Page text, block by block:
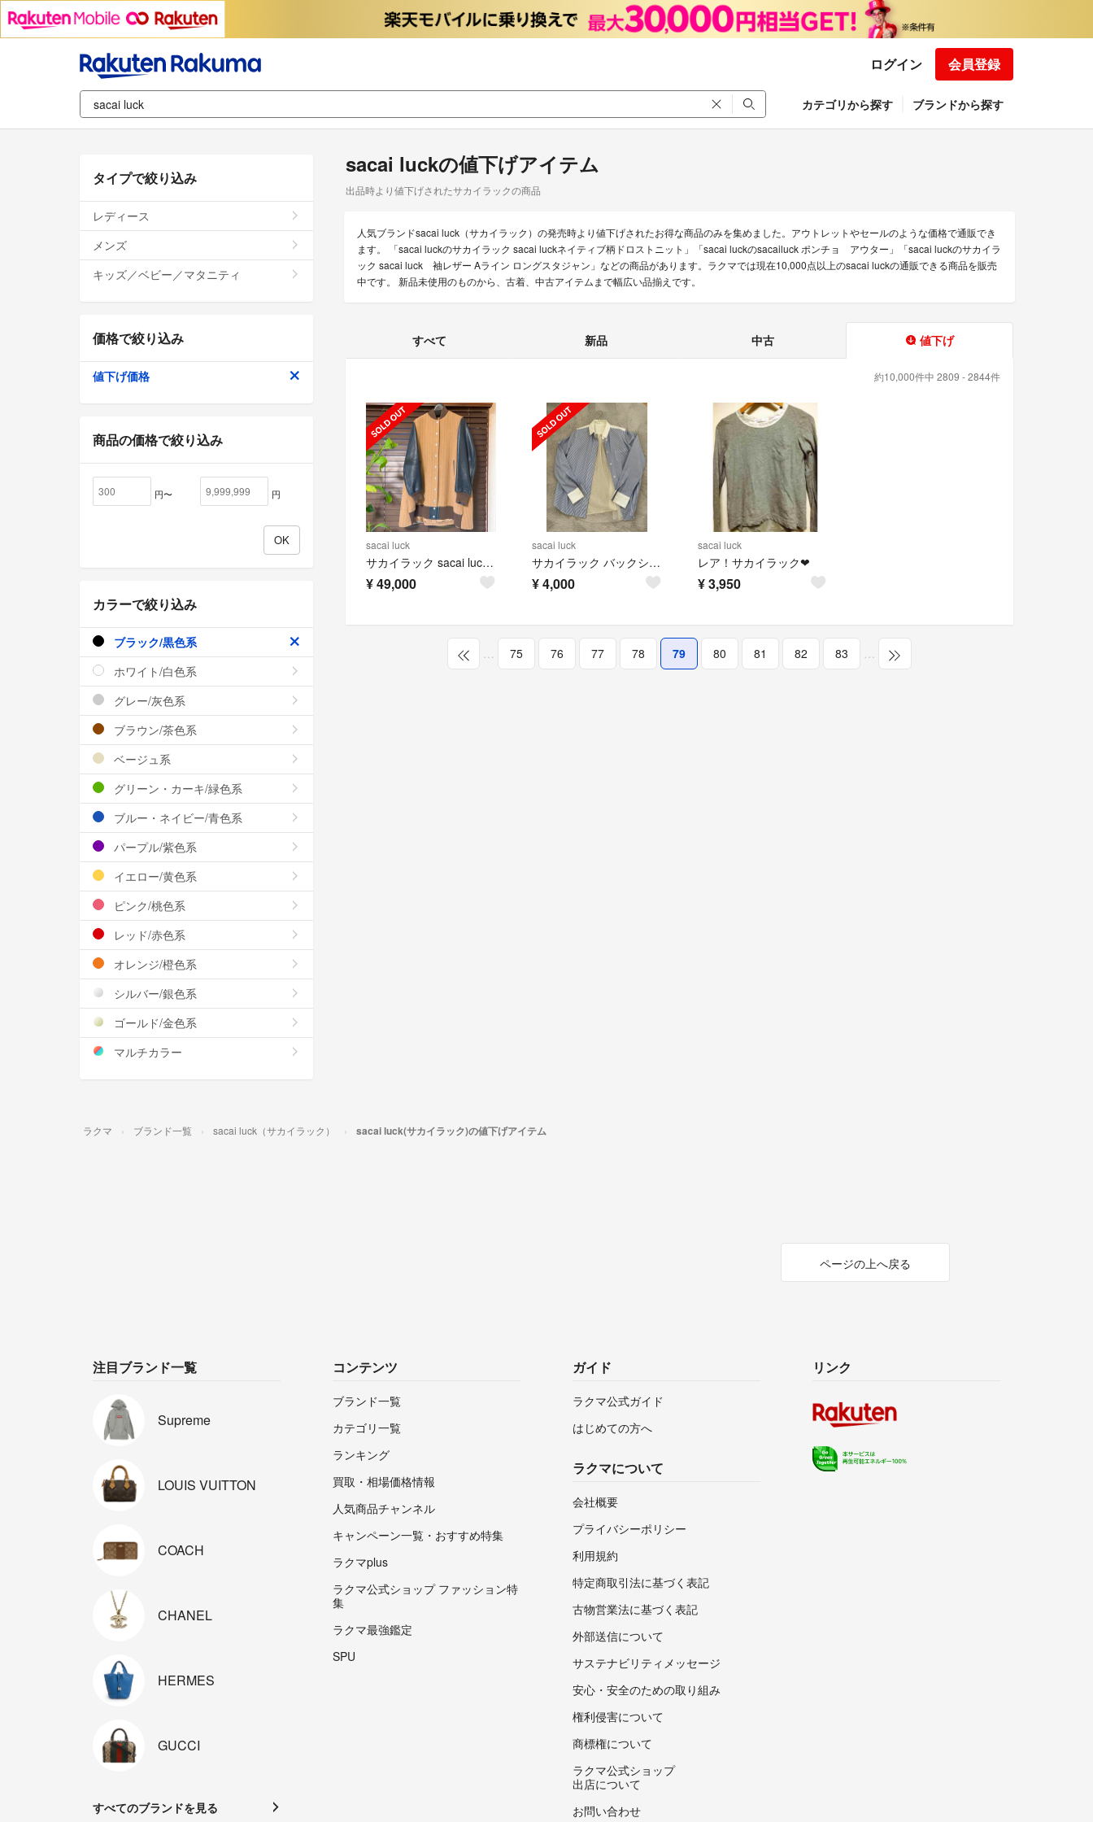
ログイン 会員登録
カテゴリから探す ブランドから探す
sacai luckの値下げアイテム
出品時より値下げされたサカイラックの商品
人気ブランドsacai luck（サカイラック）の発売時より値下げされたお得な商品のみを集めました。アウトレットやセールのような価格で通販でき
ます。 「sacai luckのサカイラック sacai luckネイティブ柄ドロストニット」「sacai luckのsacailuck ポンチョ アウター」「sacai luckのサカイラ
ック sacai luck 袖レザー Aライン ロングスタジャン」などの商品があります。ラクマでは現在10,000点以上のsacai luckの通販できる商品を販売
中です。 新品未使用のものから、古着、中古アイテムまで幅広い品揃えです。
すべて 新品 中古 値下げ
約10,000件中 2809 - 2844件
sacai luck
サカイラック sacai luck 袖レザー Aライン ロングスタジャン
¥49,000
sacai luck
サカイラック バックシフォン シャツ sacai luck
¥4,000
sacai luck
レア！サカイラック❤︎
¥3,950
… 75 76 77 78 79 80 81 82 83 …
タイプで絞り込み
レディース
メンズ
キッズ／ベビー／マタニティ
価格で絞り込み
値下げ価格
商品の価格で絞り込み
円〜 円
カラーで絞り込み
ブラック/黒色系
ホワイト/白色系
グレー/灰色系
ブラウン/茶色系
ベージュ系
グリーン・カーキ/緑色系
ブルー・ネイビー/青色系
パープル/紫色系
イエロー/黄色系
ピンク/桃色系
レッド/赤色系
オレンジ/橙色系
シルバー/銀色系
ゴールド/金色系
マルチカラー
ラクマ ブランド一覧 sacai luck（サカイラック） sacai luck(サカイラック)の値下げアイテム
ページの上へ戻る
注目ブランド一覧
Supreme
LOUIS VUITTON
COACH
CHANEL
HERMES
GUCCI
すべてのブランドを見る
コンテンツ
ブランド一覧
カテゴリ一覧
ランキング
買取・相場価格情報
人気商品チャンネル
キャンペーン一覧・おすすめ特集
ラクマplus
ラクマ公式ショップ ファッション特
集
ラクマ最強鑑定
SPU
ガイド
ラクマ公式ガイド
はじめての方へ
ラクマについて
会社概要
プライバシーポリシー
利用規約
特定商取引法に基づく表記
古物営業法に基づく表記
外部送信について
サステナビリティメッセージ
安心・安全のための取り組み
権利侵害について
商標権について
ラクマ公式ショップ
出店について
お問い合わせ
リンク